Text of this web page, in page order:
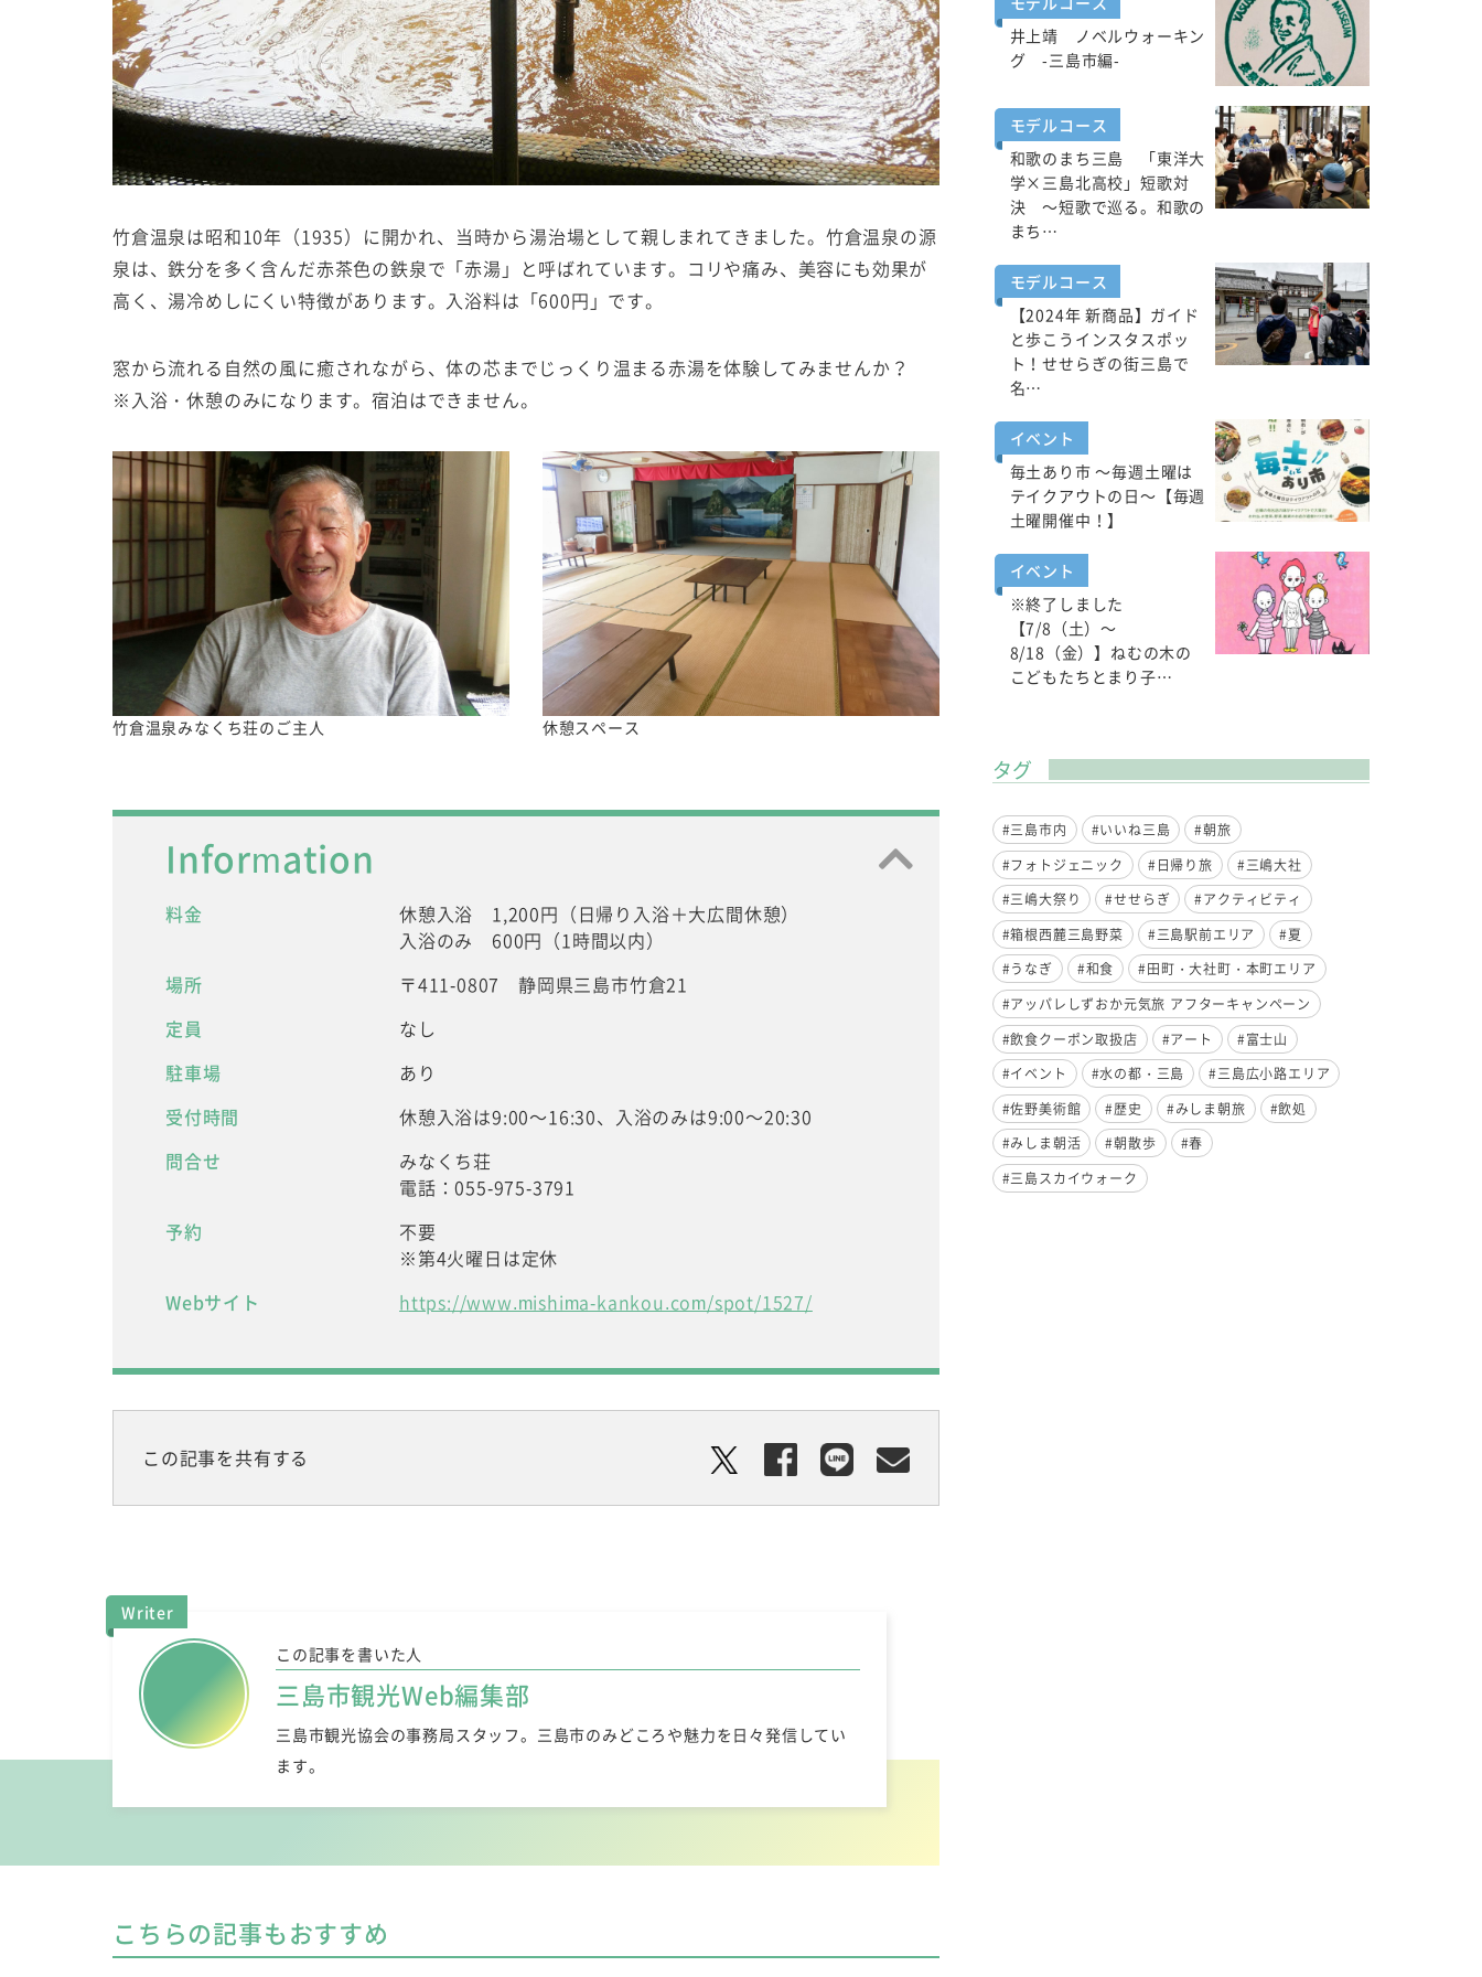
竹倉温泉は昭和10年（1935）に開かれ、当時から湯治場として親しまれてきました。竹倉温泉の源
泉は、鉄分を多く含んだ赤茶色の鉄泉で「赤湯」と呼ばれています。コリや痛み、美容にも効果が
高く、湯冷めしにくい特徴があります。入浴料は「600円」です。
窓から流れる自然の風に癒されながら、体の芯までじっくり温まる赤湯を体験してみませんか？
※入浴・休憩のみになります。宿泊はできません。
竹倉温泉みなくち荘のご主人 休憩スペース
Information
料金
休憩入浴 1,200円（日帰り入浴＋大広間休憩）
入浴のみ 600円（1時間以内）
場所
〒411-0807 静岡県三島市竹倉21
定員
なし
駐車場
あり
受付時間
休憩入浴は9:00～16:30、入浴のみは9:00～20:30
問合せ
みなくち荘
電話：055-975-3791
予約
不要
※第4火曜日は定休
Webサイト
https://www.mishima-kankou.com/spot/1527/
この記事を共有する
Writer
この記事を書いた人
三島市観光Web編集部
三島市観光協会の事務局スタッフ。三島市のみどころや魅力を日々発信してい
ます。
こちらの記事もおすすめ
井上靖 ノベルウォーキン
グ -三島市編-
モデルコース
和歌のまち三島 「東洋大
学×三島北高校」短歌対
決 ～短歌で巡る。和歌の
まち…
モデルコース
【2024年 新商品】ガイド
と歩こうインスタスポッ
ト！せせらぎの街三島で
名…
イベント
毎土あり市 ～毎週土曜は
テイクアウトの日～【毎週
土曜開催中！】
イベント
※終了しました
【7/8（土）～
8/18（金）】ねむの木の
こどもたちとまり子…
タグ
#三島市内 #いいね三島
#朝旅
#フォトジェニック
#日帰り旅
#三嶋大社
#三嶋大祭り
#せせらぎ
#アクティビティ
#箱根西麓三島野菜
#三島駅前エリア
#夏
#うなぎ
#和食
#田町・大社町・本町エリア
#アッパレしずおか元気旅 アフターキャンペーン
#飲食クーポン取扱店
#アート
#富士山
#イベント
#水の都・三島
#三島広小路エリア
#佐野美術館
#歴史 #みしま朝旅
#飲処
#みしま朝活
#朝散歩
#春
#三島スカイウォーク